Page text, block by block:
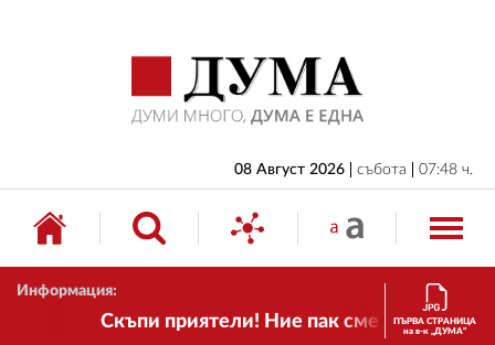
08 Август 2026 събота 07:48 ч.
Информация:
Скъпи приятели! Ние пак сме тук!ПЪРВА СТРАНИЦА
на в-к „ДУМА“
БЪЛГАРИЯ
ИКОНОМИКА
ИЗБОРИ
СВЯТ